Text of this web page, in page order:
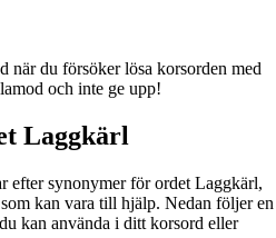
när du försöker lösa korsorden med
och inte ge upp!
Laggkärl
efter synonymer för ordet Laggkärl,
kan vara till hjälp. Nedan följer en
kan använda i ditt korsord eller